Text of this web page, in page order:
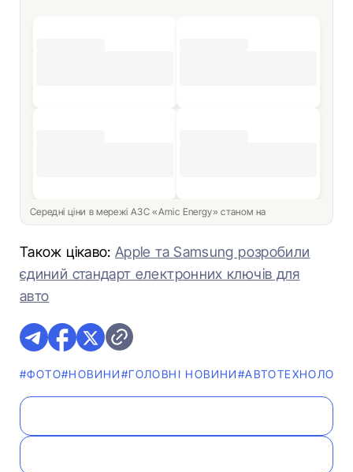
Середні ціни в мережі АЗС «Amic Energy» станом на
Також цікаво:Apple та Samsung розробили
єдиний стандарт електронних ключів для
авто
#ФОТО#НОВИНИ#ГОЛОВНІ НОВИНИ#АВТОТЕХНОЛОГІЇ